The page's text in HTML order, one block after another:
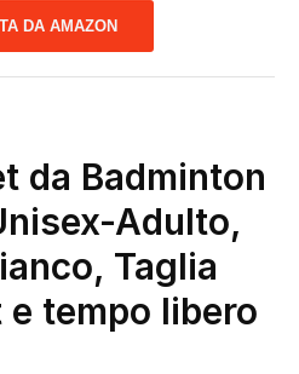
DA AMAZON
da Badminton
Adulto,
Taglia
tempo libero